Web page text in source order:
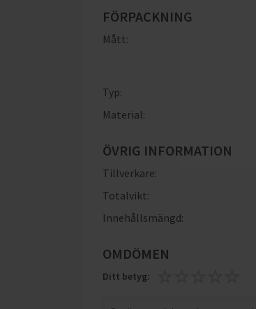
FÖRPACKNING
Mått:
Typ:
Material:
ÖVRIG INFORMATION
Tillverkare:
Totalvikt:
Innehållsmängd:
OMDÖMEN
Ditt betyg: